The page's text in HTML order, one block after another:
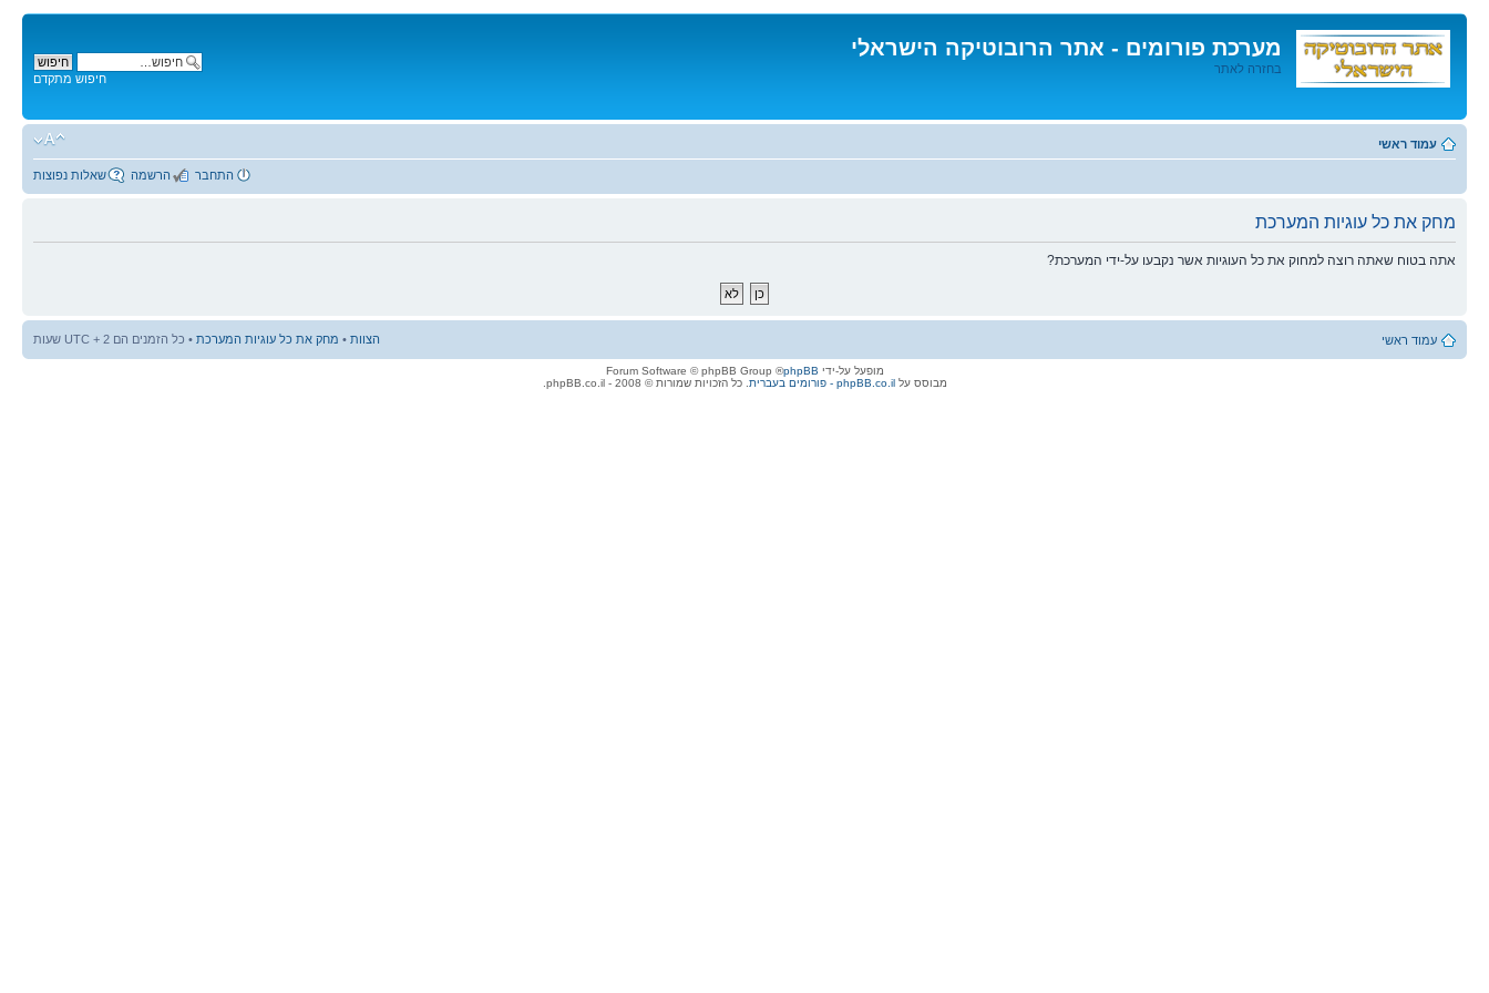
מערכת פורומים - אתר הרובוטיקה הישראלי
בחזרה לאתר
לתוכן
חיפוש מתקדם
עמוד ראשי
שאלות נפוצות הרשמה התחבר
מחק את כל עוגיות המערכת
אתה בטוח שאתה רוצה למחוק את כל העוגיות אשר נקבעו על-ידי המערכת?
עמוד ראשי הצוות • מחק את כל עוגיות המערכת • כל הזמנים הם UTC + 2 שעות
מופעל על-ידי phpBB
® Forum Software © phpBB Group
מבוסס עלphpBB.co.il - פורומים בעברית . כל הזכויות שמורות © 2008 - phpBB.co.il.